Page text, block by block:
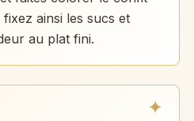
ainsi les sucs et
au plat fini.